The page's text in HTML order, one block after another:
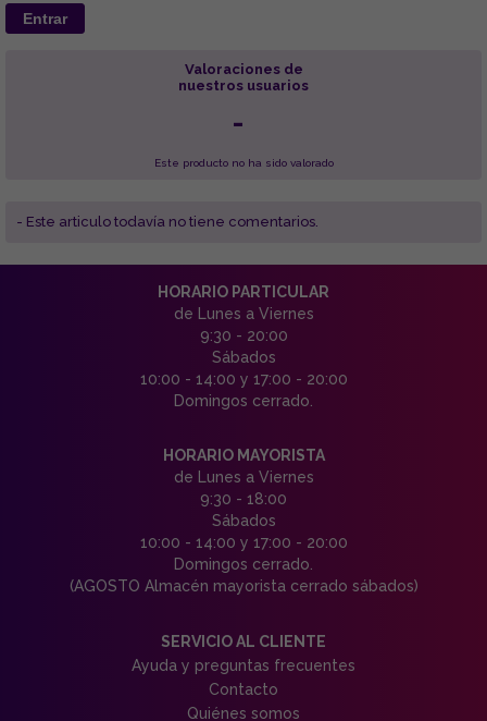
Entrar
Valoraciones de
nuestros usuarios
-
Este producto no ha sido valorado
- Este articulo todavía no tiene comentarios.
HORARIO PARTICULAR
de Lunes a Viernes
9:30 - 20:00
Sábados
10:00 - 14:00 y 17:00 - 20:00
Domingos cerrado.
HORARIO MAYORISTA
de Lunes a Viernes
9:30 - 18:00
Sábados
10:00 - 14:00 y 17:00 - 20:00
Domingos cerrado.
(AGOSTO Almacén mayorista cerrado sábados)
SERVICIO AL CLIENTE
Ayuda y preguntas frecuentes
Contacto
Quiénes somos